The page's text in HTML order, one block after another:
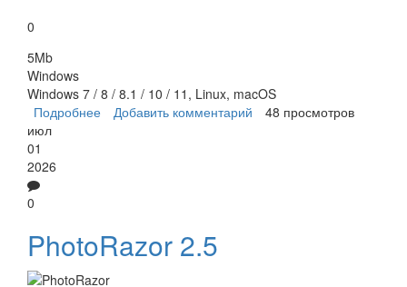
0
5Mb
Windows
Windows 7 / 8 / 8.1 / 10 / 11, Linux, macOS
Подробнее о MozJPEG
Добавить комментарий
48 просмотров
июл
01
2026
0
PhotoRazor 2.5